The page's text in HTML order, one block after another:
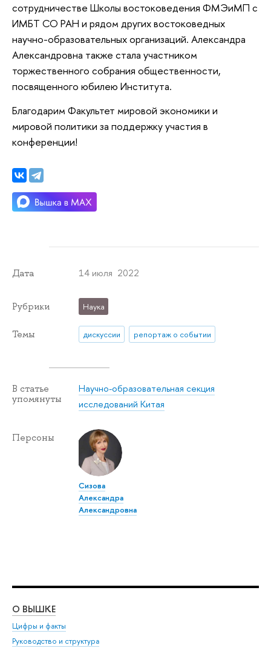
сотрудничестве Школы востоковедения ФМЭиМП с
ИМБТ СО РАН и рядом других востоковедных
научно-образовательных организаций. Александра
Александровна также стала участником
торжественного собрания общественности,
посвященного юбилею Института.
Благодарим Факультет мировой экономики и
мировой политики за поддержку участия в
конференции!
Дата 14 июля 2022
Рубрики Наука
Темы дискуссии репортаж о событии
В статье
упомянуты
Научно-образовательная секция
исследований Китая
Персоны
Сизова
Александра
Александровна
О ВЫШКЕ
Цифры и факты
Руководство и структура